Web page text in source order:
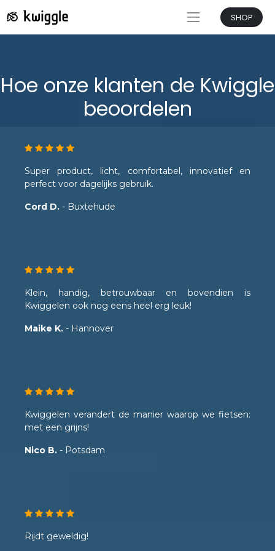
SHOP
Hoe onze klanten de Kwiggle
beoordelen
Super product, licht, comfortabel, innovatief en
perfect voor dagelijks gebruik.
Cord D. - Buxtehude
Klein, handig, betrouwbaar en bovendien is
Kwiggelen ook nog eens heel erg leuk!
Maike K. - Hannover
Kwiggelen verandert de manier waarop we fietsen:
met een grijns!
Nico B. - Potsdam
Rijdt geweldig!